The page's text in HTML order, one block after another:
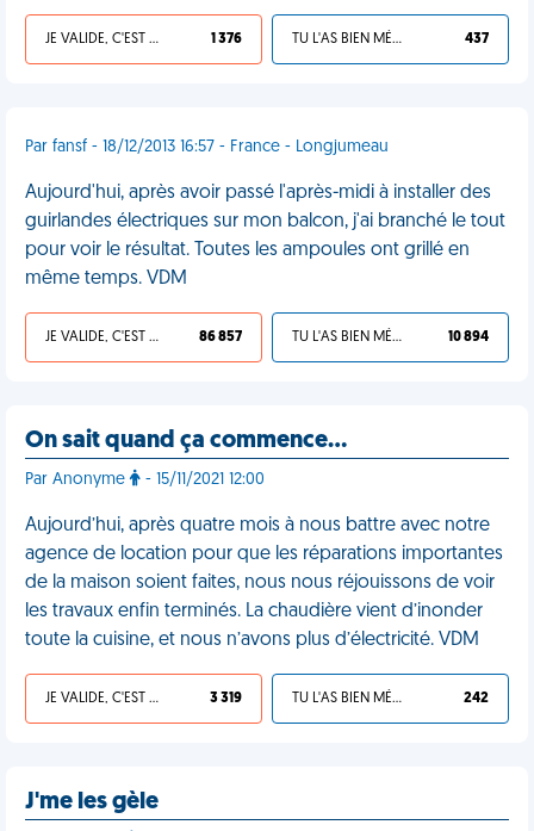
JE VALIDE, C'EST UNE VDM 1 376 TU L'AS BIEN MÉRITÉ 437
Par fansf - 18/12/2013 16:57 - France - Longjumeau
Aujourd'hui, après avoir passé l'après-midi à installer des
guirlandes électriques sur mon balcon, j'ai branché le tout
pour voir le résultat. Toutes les ampoules ont grillé en
même temps. VDM
JE VALIDE, C'EST UNE VDM 86 857 TU L'AS BIEN MÉRITÉ 10 894
On sait quand ça commence…
Par Anonyme - 15/11/2021 12:00
Aujourd’hui, après quatre mois à nous battre avec notre
agence de location pour que les réparations importantes
de la maison soient faites, nous nous réjouissons de voir
les travaux enfin terminés. La chaudière vient d’inonder
toute la cuisine, et nous n’avons plus d’électricité. VDM
JE VALIDE, C'EST UNE VDM 3 319 TU L'AS BIEN MÉRITÉ 242
J'me les gèle